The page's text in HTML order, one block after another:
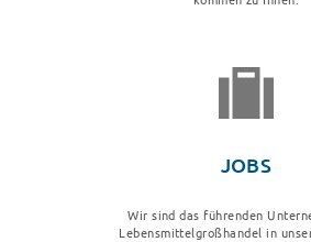
JOBS
Wir sind das führenden
Lebensmittelgroßhandel in